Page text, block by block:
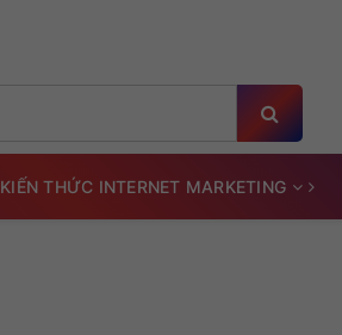
KIẾN THỨC INTERNET MARKETING